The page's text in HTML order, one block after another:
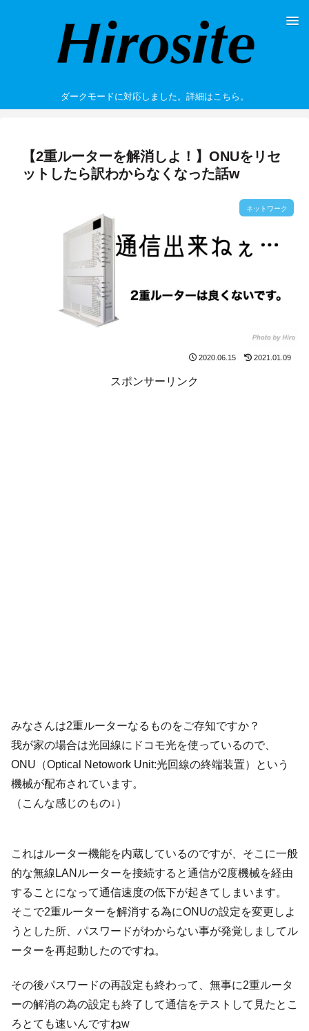
ダークモードに対応しました。詳細はこちら。
【2重ルーターを解消しよ！】ONUをリセ
ットしたら訳わからなくなった話w
ネットワーク
2020.06.15 2021.01.09
スポンサーリンク
みなさんは2重ルーターなるものをご存知ですか？
我が家の場合は光回線にドコモ光を使っているので、
ONU（Optical Netowork Unit:光回線の終端装置）という
機械が配布されています。
（こんな感じのもの↓）
これはルーター機能を内蔵しているのですが、そこに一般
的な無線LANルーターを接続すると通信が2度機械を経由
することになって通信速度の低下が起きてしまいます。
そこで2重ルーターを解消する為にONUの設定を変更しよ
うとした所、パスワードがわからない事が発覚しましてル
ーターを再起動したのですね。
その後パスワードの再設定も終わって、無事に2重ルータ
ーの解消の為の設定も終了して通信をテストして見たとこ
ろとても速いんですねw